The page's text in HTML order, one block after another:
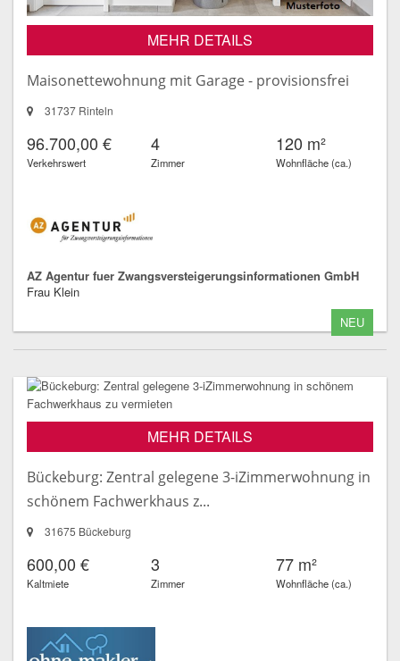
MEHR DETAILS
Maisonettewohnung mit Garage - provisionsfrei
31737 Rinteln
96.700,00 €
Verkehrswert
4
Zimmer
120 m²
Wohnfläche (ca.)
AZ Agentur fuer Zwangsversteigerungsinformationen GmbH
Frau Klein
NEU
MEHR DETAILS
Bückeburg: Zentral gelegene 3-iZimmerwohnung in
schönem Fachwerkhaus z...
31675 Bückeburg
600,00 €
Kaltmiete
3
Zimmer
77 m²
Wohnfläche (ca.)